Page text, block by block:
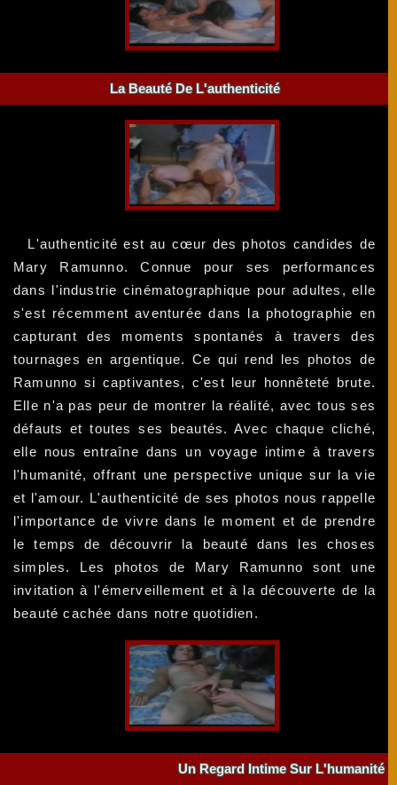
La Beauté De L'authenticité
L'authenticité est au cœur des photos candides de
Mary Ramunno. Connue pour ses performances
dans l'industrie cinématographique pour adultes, elle
s'est récemment aventurée dans la photographie en
capturant des moments spontanés à travers des
tournages en argentique. Ce qui rend les photos de
Ramunno si captivantes, c'est leur honnêteté brute.
Elle n'a pas peur de montrer la réalité, avec tous ses
défauts et toutes ses beautés. Avec chaque cliché,
elle nous entraîne dans un voyage intime à travers
l'humanité, offrant une perspective unique sur la vie
et l'amour. L'authenticité de ses photos nous rappelle
l'importance de vivre dans le moment et de prendre
le temps de découvrir la beauté dans les choses
simples. Les photos de Mary Ramunno sont une
invitation à l'émerveillement et à la découverte de la
beauté cachée dans notre quotidien.
Un Regard Intime Sur L'humanité